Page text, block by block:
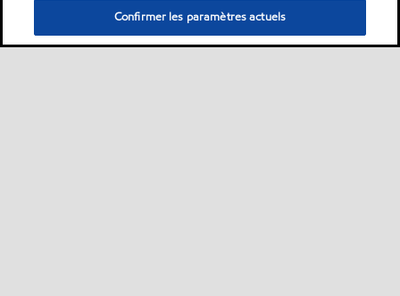
Confirmer les paramètres actuels